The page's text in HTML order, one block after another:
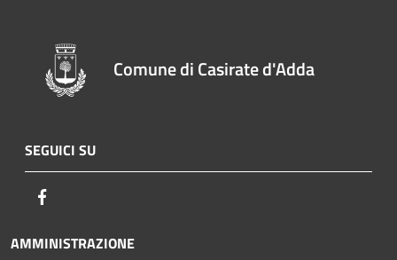
Comune di Casirate d'Adda
SEGUICI SU
AMMINISTRAZIONE